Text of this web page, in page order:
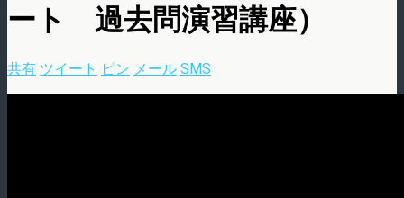
ート 過去問演習講座）
共有 ツイート ピン メール SMS